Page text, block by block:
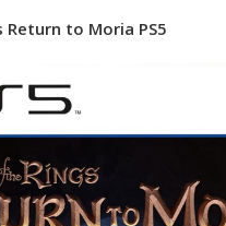
to Moria PS5